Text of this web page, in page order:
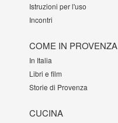
Istruzioni per l'uso
Incontri
COME IN PROVENZA
In Italia
Libri e film
Storie di Provenza
CUCINA